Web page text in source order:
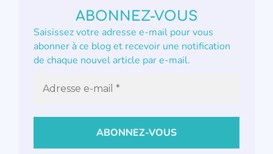
ABONNEZ-VOUS
Saisissez votre adresse e-mail pour vous
abonner à ce blog et recevoir une notification
de chaque nouvel article par e-mail.